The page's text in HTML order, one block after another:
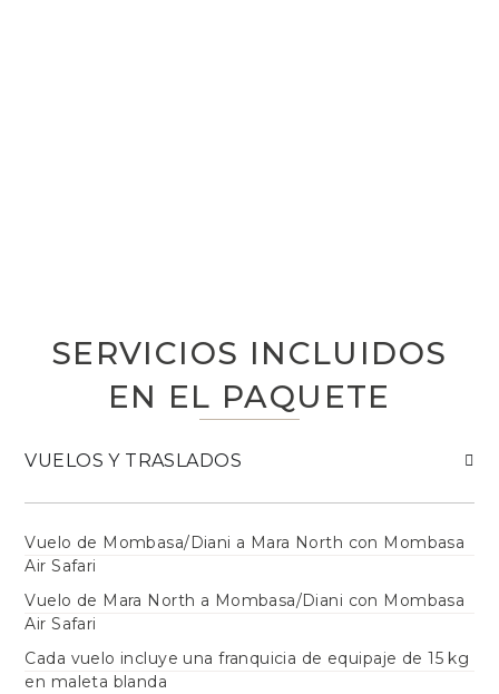
SERVICIOS INCLUIDOS
EN EL PAQUETE
VUELOS Y TRASLADOS
Vuelo de Mombasa/Diani a Mara North con Mombasa
Air Safari
Vuelo de Mara North a Mombasa/Diani con Mombasa
Air Safari
Cada vuelo incluye una franquicia de equipaje de 15 kg
en maleta blanda